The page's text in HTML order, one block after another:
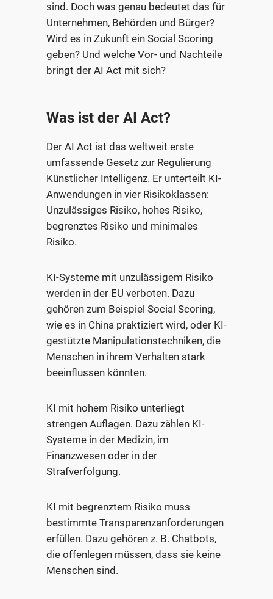
sind. Doch was genau bedeutet das für
Unternehmen, Behörden und Bürger?
Wird es in Zukunft ein Social Scoring
geben? Und welche Vor- und Nachteile
bringt der AI Act mit sich?
Was ist der AI Act?
Der AI Act ist das weltweit erste
umfassende Gesetz zur Regulierung
Künstlicher Intelligenz. Er unterteilt KI-
Anwendungen in vier Risikoklassen:
Unzulässiges Risiko, hohes Risiko,
begrenztes Risiko und minimales
Risiko.
KI-Systeme mit unzulässigem Risiko
werden in der EU verboten. Dazu
gehören zum Beispiel Social Scoring,
wie es in China praktiziert wird, oder KI-
gestützte Manipulationstechniken, die
Menschen in ihrem Verhalten stark
beeinflussen könnten.
KI mit hohem Risiko unterliegt
strengen Auflagen. Dazu zählen KI-
Systeme in der Medizin, im
Finanzwesen oder in der
Strafverfolgung.
KI mit begrenztem Risiko muss
bestimmte Transparenzanforderungen
erfüllen. Dazu gehören z. B. Chatbots,
die offenlegen müssen, dass sie keine
Menschen sind.